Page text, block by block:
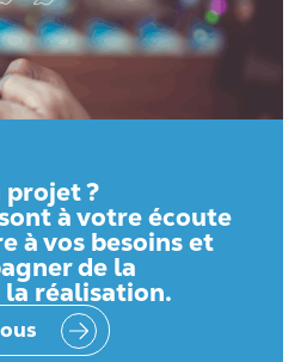
projet ?
à votre écoute
à vos besoins et
de la
réalisation.